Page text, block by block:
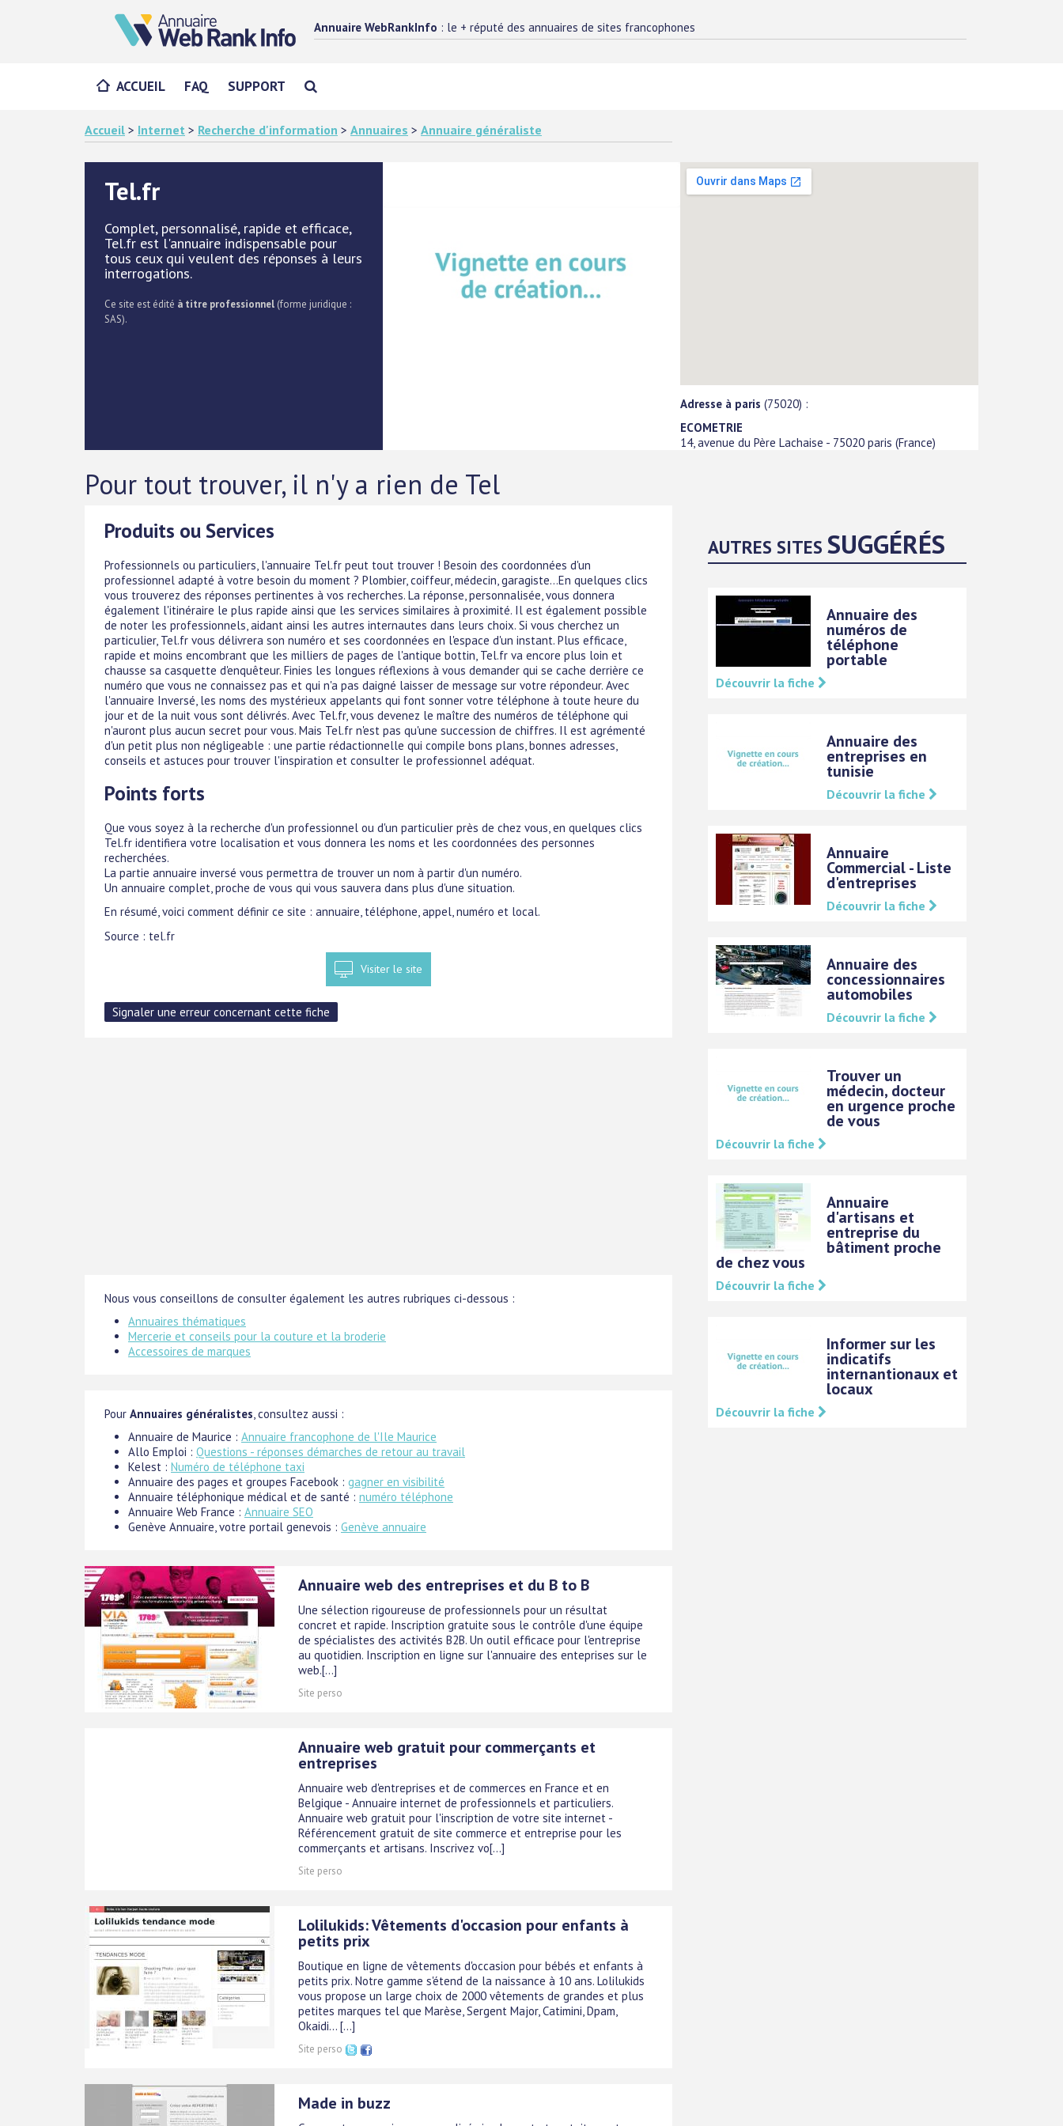
Annuaire WebRankInfo : le + réputé des annuaires de sites francophones
ACCUEIL FAQ SUPPORT
Accueil > Internet > Recherche d'information > Annuaires > Annuaire généraliste
Tel.fr
Complet, personnalisé, rapide et efficace,
Tel.fr est l'annuaire indispensable pour
tous ceux qui veulent des réponses à leurs
interrogations.
Ce site est édité à titre professionnel (forme juridique :
SAS).
Adresse à paris (75020) :
ECOMETRIE
14, avenue du Père Lachaise - 75020 paris (France)
Pour tout trouver, il n'y a rien de Tel
Produits ou Services
Professionnels ou particuliers, l'annuaire Tel.fr peut tout trouver ! Besoin des coordonnées d'un
professionnel adapté à votre besoin du moment ? Plombier, coiffeur, médecin, garagiste...En quelques clics
vous trouverez des réponses pertinentes à vos recherches. La réponse, personnalisée, vous donnera
également l'itinéraire le plus rapide ainsi que les services similaires à proximité. Il est également possible
de noter les professionnels, aidant ainsi les autres internautes dans leurs choix. Si vous cherchez un
particulier, Tel.fr vous délivrera son numéro et ses coordonnées en l'espace d'un instant. Plus efficace,
rapide et moins encombrant que les milliers de pages de l'antique bottin, Tel.fr va encore plus loin et
chausse sa casquette d'enquêteur. Finies les longues réflexions à vous demander qui se cache derrière ce
numéro que vous ne connaissez pas et qui n'a pas daigné laisser de message sur votre répondeur. Avec
l'annuaire Inversé, les noms des mystérieux appelants qui font sonner votre téléphone à toute heure du
jour et de la nuit vous sont délivrés. Avec Tel.fr, vous devenez le maître des numéros de téléphone qui
n'auront plus aucun secret pour vous. Mais Tel.fr n'est pas qu'une succession de chiffres. Il est agrémenté
d'un petit plus non négligeable : une partie rédactionnelle qui compile bons plans, bonnes adresses,
conseils et astuces pour trouver l'inspiration et consulter le professionnel adéquat.
Points forts
Que vous soyez à la recherche d'un professionnel ou d'un particulier près de chez vous, en quelques clics
Tel.fr identifiera votre localisation et vous donnera les noms et les coordonnées des personnes
recherchées.
La partie annuaire inversé vous permettra de trouver un nom à partir d'un numéro.
Un annuaire complet, proche de vous qui vous sauvera dans plus d'une situation.
En résumé, voici comment définir ce site : annuaire, téléphone, appel, numéro et local.
Source : tel.fr
Visiter le site
Nous vous conseillons de consulter également les autres rubriques ci-dessous :
Annuaires thématiques
Mercerie et conseils pour la couture et la broderie
Accessoires de marques
Pour Annuaires généralistes , consultez aussi :
Annuaire de Maurice : Annuaire francophone de l'Ile Maurice
Allo Emploi : Questions - réponses démarches de retour au travail
Kelest : Numéro de téléphone taxi
Annuaire des pages et groupes Facebook : gagner en visibilité
Annuaire téléphonique médical et de santé : numéro téléphone
Annuaire Web France : Annuaire SEO
Genève Annuaire, votre portail genevois : Genève annuaire
Annuaire web des entreprises et du B to B
Une sélection rigoureuse de professionnels pour un résultat
concret et rapide. Inscription gratuite sous le contrôle d'une équipe
de spécialistes des activités B2B. Un outil efficace pour l'entreprise
au quotidien. Inscription en ligne sur l'annuaire des enteprises sur le
web.[...]
Site perso
Annuaire web gratuit pour commerçants et
entreprises
Annuaire web d'entreprises et de commerces en France et en
Belgique - Annuaire internet de professionnels et particuliers.
Annuaire web gratuit pour l'inscription de votre site internet -
Référencement gratuit de site commerce et entreprise pour les
commerçants et artisans. Inscrivez vo[...]
Site perso
Lolilukids: Vêtements d'occasion pour enfants à
petits prix
Boutique en ligne de vêtements d'occasion pour bébés et enfants à
petits prix. Notre gamme s'étend de la naissance à 10 ans. Lolilukids
vous propose un large choix de 2000 vêtements de grandes et plus
petites marques tel que Marèse, Sergent Major, Catimini, Dpam,
Okaidi... [...]
Site perso
Made in buzz
AUTRES SITESSUGGÉRÉS
Annuaire des
numéros de
téléphone
portable
Découvrir la fiche
Annuaire des
entreprises en
tunisie
Découvrir la fiche
Annuaire
Commercial - Liste
d'entreprises
Découvrir la fiche
Annuaire des
concessionnaires
automobiles
Découvrir la fiche
Trouver un
médecin, docteur
en urgence proche
de vous
Découvrir la fiche
Annuaire
d'artisans et
entreprise du
bâtiment proche
de chez vous
Découvrir la fiche
Informer sur les
indicatifs
internantionaux et
locaux
Découvrir la fiche